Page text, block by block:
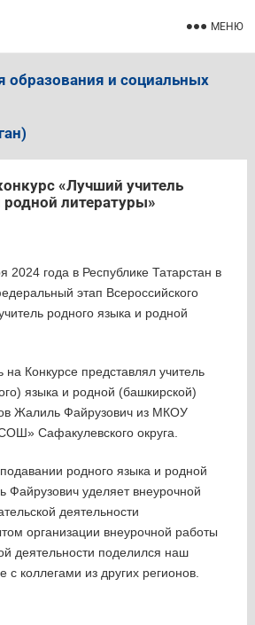
образования и социальных
МЕНЮ
«Лучший учитель
литературы»
2024 года в Республике Татарстан в
этап Всероссийского
родного языка и родной
на Конкурсе представлял учитель
языка и родной (башкирской)
Жалиль Файрузович из МКОУ
Сафакулевского округа.
родного языка и родной
Файрузович уделяет внеурочной
деятельности
организации внеурочной работы
деятельности поделился наш
с коллегами из других регионов.